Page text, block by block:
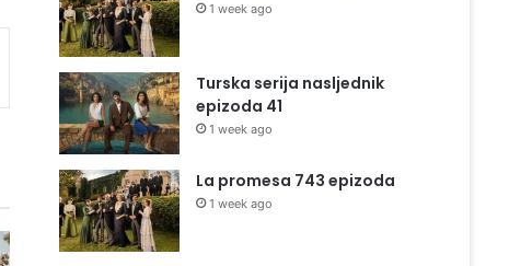
1 week ago
Turska serija nasljednik
epizoda 41
1 week ago
La promesa 743 epizoda
1 week ago